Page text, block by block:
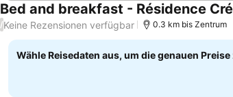
Bed and breakfast - Résidence
/Keine Rezensionen verfügbar 0.3 km bis Zentrum
Wähle Reisedaten aus, um die genauen Preise